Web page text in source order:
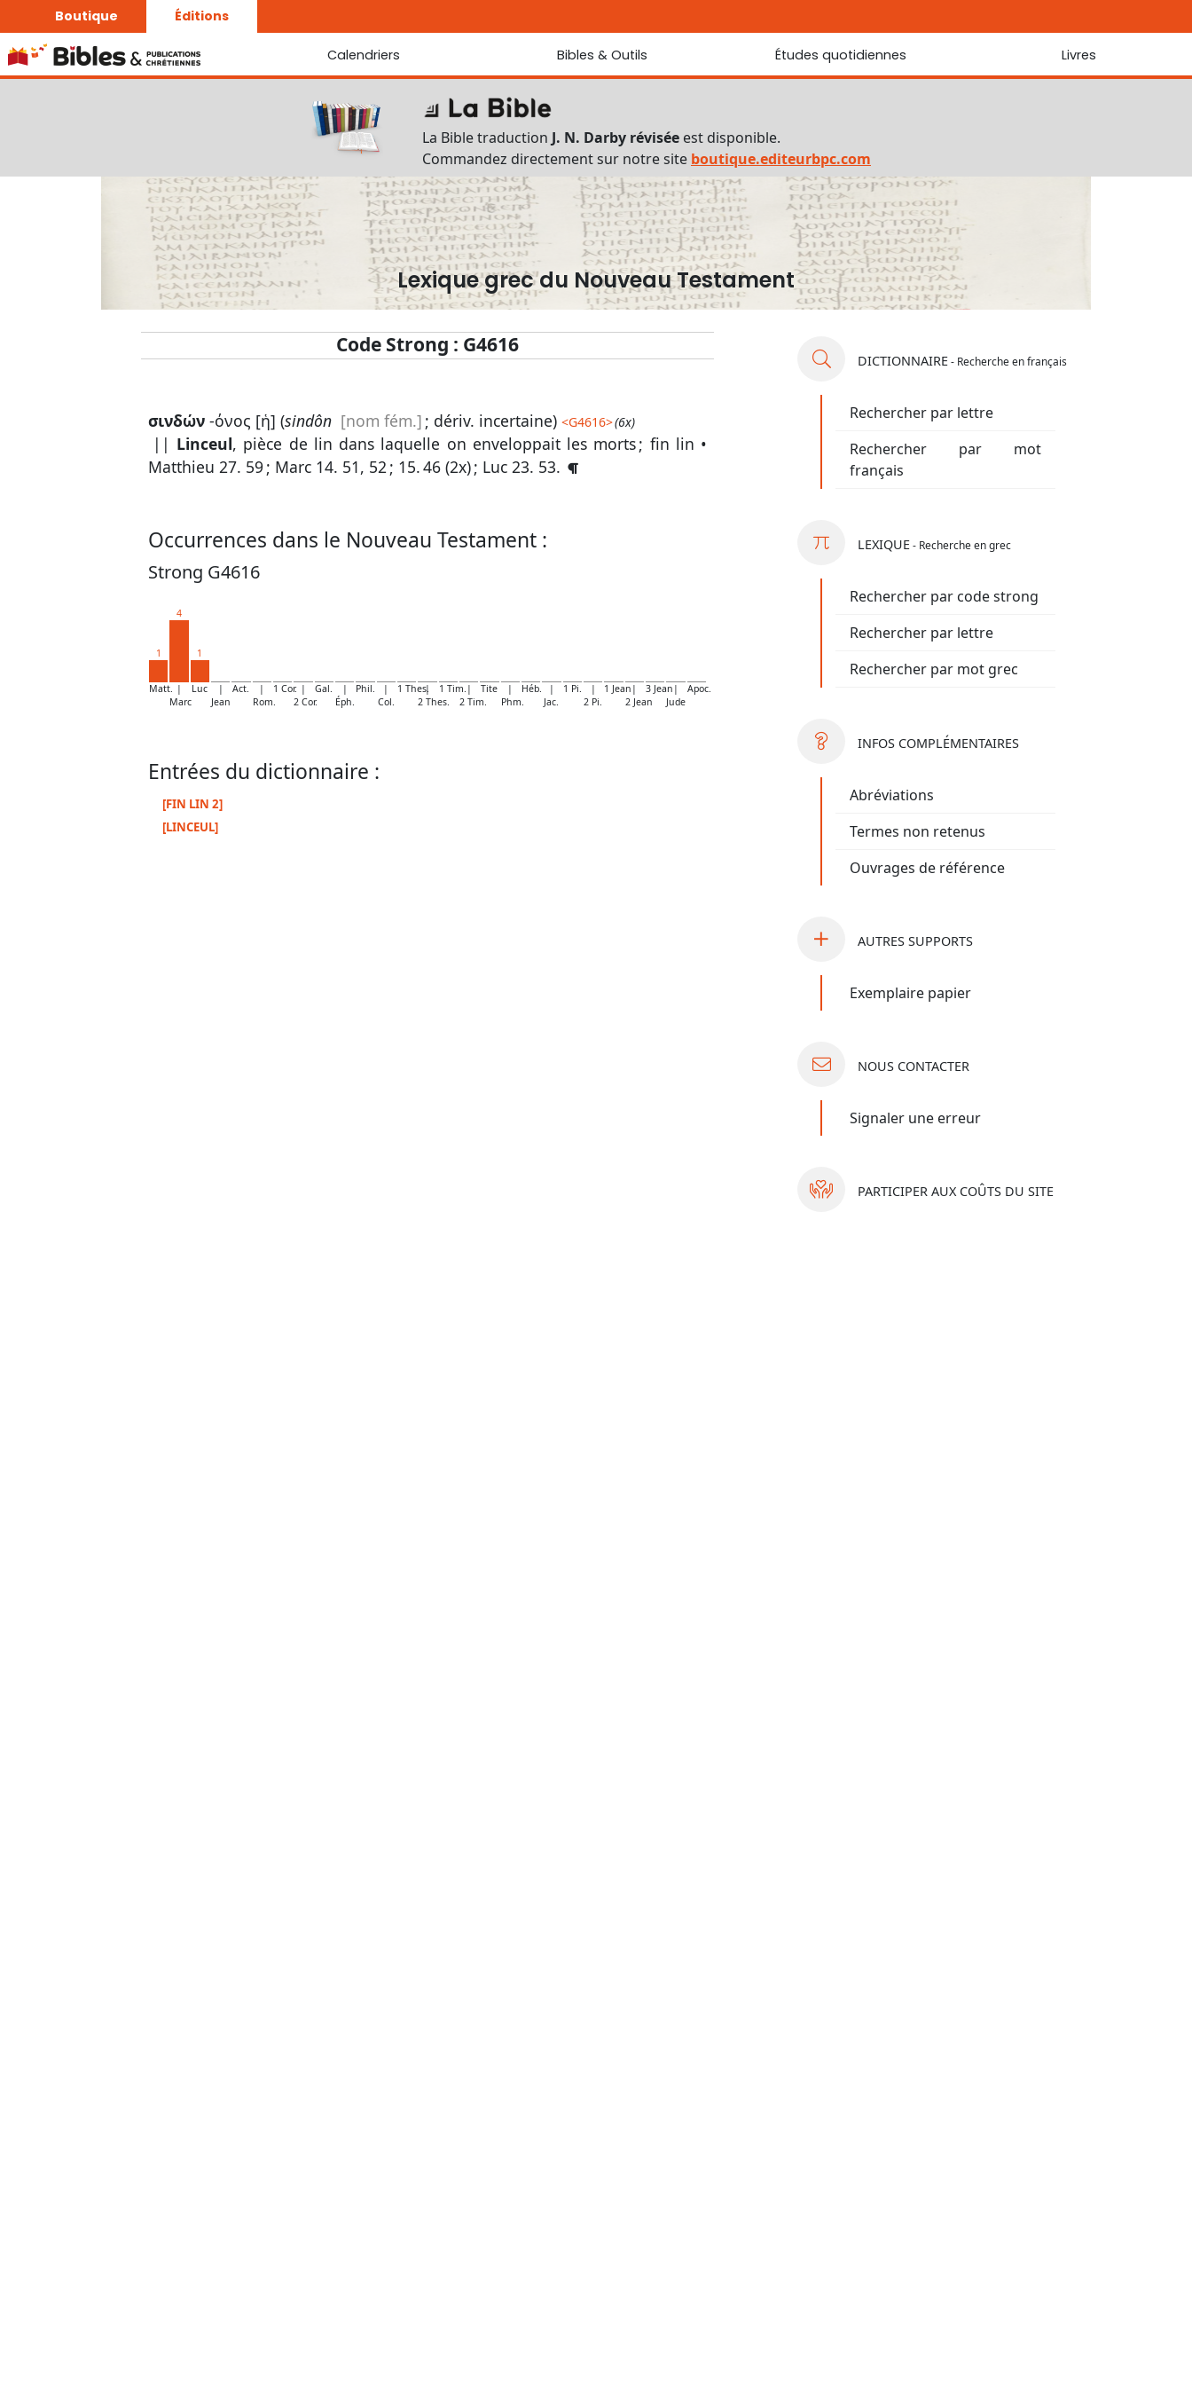
Boutique Éditions
Calendriers
La Bonne Semence
Le Seigneur est proche
Bibles & Outils
Bibles
Traduction J. N. Darby révisée
Traduction J. N. Darby
Ancien Testament interlinéaire
Nouveau Testament interlinéaire
Outils
Dictionnaire français du Nouveau Testament
Lexique grec du Nouveau Testament
Questionnaire de connaissances du Nouveau Testament
Téléchargements
Études quotidiennes Livres
La Bible traduction J. N. Darby révisée est disponible.
Commandez directement sur notre site boutique.editeurbpc.com
Lexique grec du Nouveau Testament
Code Strong : G4616
σινδών -όνος [ἡ] (sindôn [nom fém.] ; dériv. incertaine) <G4616>(6x)
|| Linceul, pièce de lin dans laquelle on enveloppait les morts ; fin lin •
Matthieu 27. 59; Marc 14. 51, 52; 15. 46 (2x) ; Luc 23. 53.
Occurrences dans le Nouveau Testament :
Strong G4616
1
Matt.
4
|
Marc
1
Luc
|
Jean
Act.
|
Rom.
1 Cor. |
2 Cor.
Gal.
|
Éph.
Phil.
|
Col.
1 Thes.
|
2 Thes.
1 Tim. |
2 Tim.
Tite
|
Phm.
Héb.
|
Jac.
1 Pi.
|
2 Pi.
1 Jean |
2 Jean
3 Jean |
Jude
Apoc.
Entrées du dictionnaire :
[FIN LIN 2]
[LINCEUL]
DICTIONNAIRE- Recherche en français
Rechercher par lettre
Rechercher par mot
français
LEXIQUE- Recherche en grec
Rechercher par code strong
Rechercher par lettre
Rechercher par mot grec
INFOS COMPLÉMENTAIRES
Abréviations
Termes non retenus
Ouvrages de référence
AUTRES SUPPORTS
Exemplaire papier
NOUS CONTACTER
Signaler une erreur
PARTICIPER AUX COÛTS DU SITE